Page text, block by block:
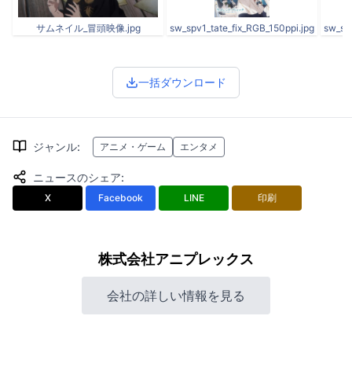
サムネイル_冒頭映像.jpg sw_spv1_tate_fix_RGB_150ppi.jpg
一括ダウンロード
ジャンル: アニメ・ゲーム エンタメ
ニュースのシェア:
X Facebook LINE 印刷
株式会社アニプレックス
会社の詳しい情報を見る